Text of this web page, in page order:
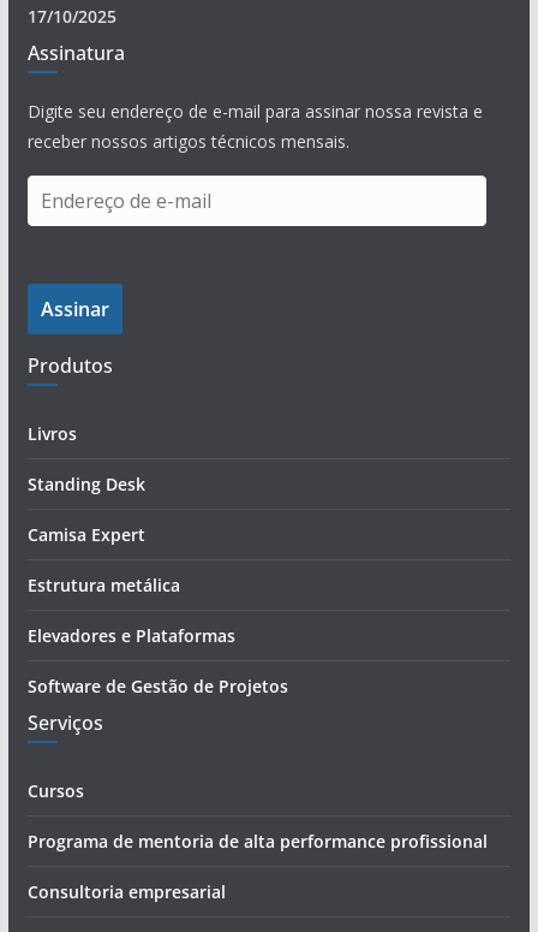
17/10/2025
Assinatura
Digite seu endereço de e-mail para assinar nossa revista e
receber nossos artigos técnicos mensais.
n
e
e
ç
d
e
a
l
Assinar
Produtos
Livros
Standing Desk
Camisa Expert
Estrutura metálica
Elevadores e Plataformas
Software de Gestão de Projetos
Serviços
Cursos
Programa de mentoria de alta performance profissional
Consultoria empresarial